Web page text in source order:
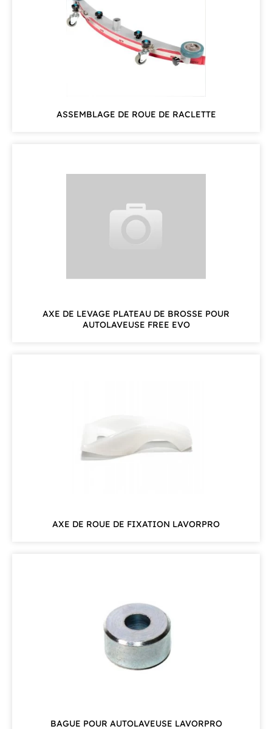
ASSEMBLAGE DE ROUE DE RACLETTE
AXE DE LEVAGE PLATEAU DE BROSSE POUR
AUTOLAVEUSE FREE EVO
AXE DE ROUE DE FIXATION LAVORPRO
BAGUE POUR AUTOLAVEUSE LAVORPRO